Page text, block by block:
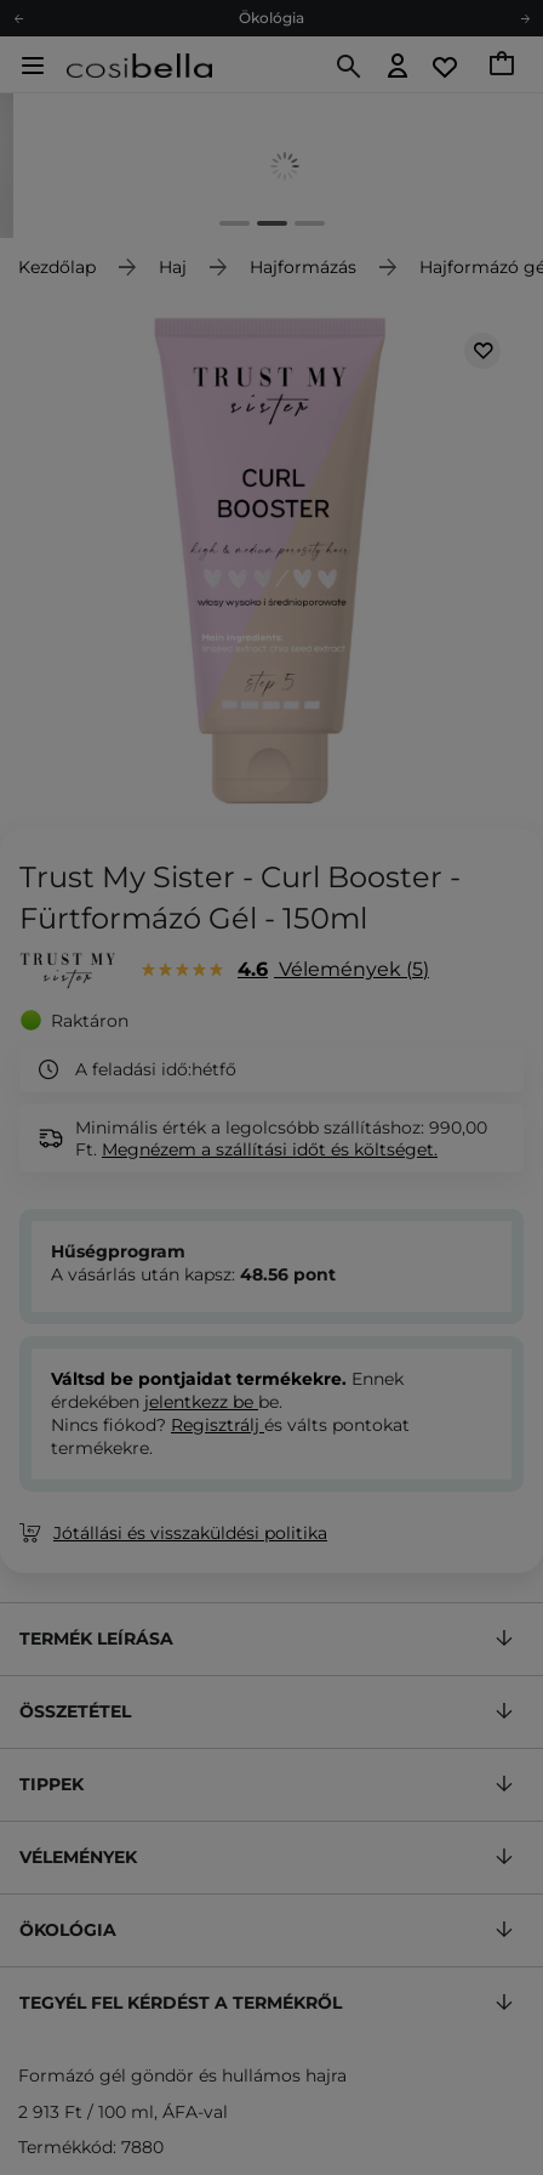
Ökológia
Ökológia
Kezdőlap Haj Hajformázás Hajformázó
Trust My Sister - Curl Booster -
Fürtformázó Gél - 150ml
4.6 Vélemények 5
Raktáron
A feladási idő:hétfő
Minimális érték a legolcsóbb szállításhoz: 990,00
Ft. Megnézem a szállítási időt és költséget.
Hűségprogram
A vásárlás után kapsz: 48.56 pont
Váltsd be pontjaidat termékekre. Ennek
érdekében jelentkezz be be.
Nincs fiókod? Regisztrálj és válts pontokat
termékekre.
Jótállási és visszaküldési politika
TERMÉK LEÍRÁSA
ÖSSZETÉTEL
TIPPEK
VÉLEMÉNYEK
ÖKOLÓGIA
TEGYÉL FEL KÉRDÉST A TERMÉKRŐL
Formázó gél göndör és hullámos hajra
2 913 Ft / 100 ml, ÁFA-val
Termékkód: 7880